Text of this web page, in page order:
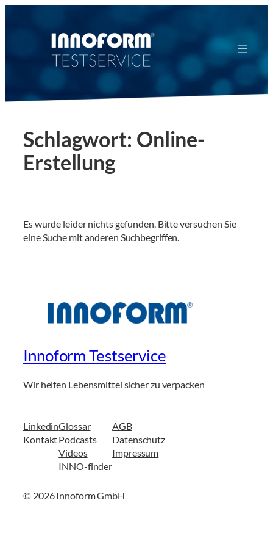
Schlagwort: Online-
Erstellung
Es wurde leider nichts gefunden. Bitte versuchen Sie
eine Suche mit anderen Suchbegriffen.
Innoform Testservice
Wir helfen Lebensmittel sicher zu verpacken
Linkedin
Kontakt
Glossar
Podcasts
Videos
INNO-finder
AGB
Datenschutz
Impressum
© 2026 Innoform GmbH